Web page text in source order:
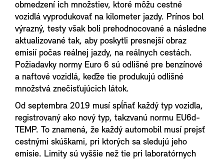
obmedzení ich množstiev, ktoré môžu cestné
vozidlá vyprodukovať na kilometer jazdy. Prínos bol
výrazný, testy však boli prehodnocované a následne
aktualizované tak, aby poskytli presnejší obraz
emisií počas reálnej jazdy, na reálnych cestách.
Požiadavky normy Euro 6 sú odlišné pre benzínové
a naftové vozidlá, keďže tie produkujú odlišné
množstvá znečisťujúcich látok.
Od septembra 2019 musí spĺňať každý typ vozidla,
registrovaný ako nový typ, takzvanú normu EU6d-
TEMP. To znamená, že každý automobil musí prejsť
cestnými skúškami, pri ktorých sa sledujú jeho
emisie. Limity sú vyššie než tie pri laboratórnych